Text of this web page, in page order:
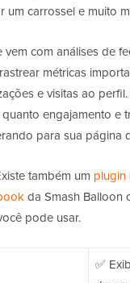
um carrossel e muito
vem com análises de
métricas
e visitas ao
engajamento e
para sua página
também um
da Smash Balloon
pode usar.
✅